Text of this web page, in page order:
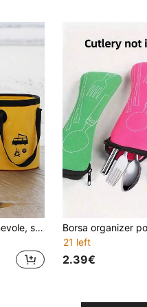
Secchio d'acqua pieghevole, secchio portatile da campeggio, secchio pieghevole per lavaggio auto, secchio d'acqua da pesca, attrezzatura da viaggio all'aperto
21 left
2.39€